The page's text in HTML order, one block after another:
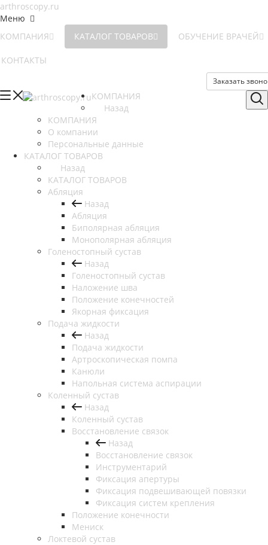
Меню
КОМПАНИЯ
КАТАЛОГ ТОВАРОВ ОБУЧЕНИЕ ВРАЧЕЙ
КОНТАКТЫ
Заказать
КОМПАНИЯ
Назад
КОМПАНИЯ
О компании
Персональные данные
КАТАЛОГ ТОВАРОВ
Назад
КАТАЛОГ ТОВАРОВ
Абляция
Назад
Абляция
Биполярная абляция
Монополярная абляция
Голеностопный сустав
Назад
Голеностопный сустав
Наложение шва
Положение конечностей
Якорная фиксация
Подача жидкости
Назад
Подача жидкости
Артроскопическая помпа
Канюли
Напольная система аспирации
Коленный сустав
Назад
Коленный сустав
Восстановление связок
Назад
Восстановление связок
Инструментарий
Фиксация апертуры
Фиксация подвешивающей повязки
Фиксация систем крепления
Положение конечности
Мениск
Локтевой сустав